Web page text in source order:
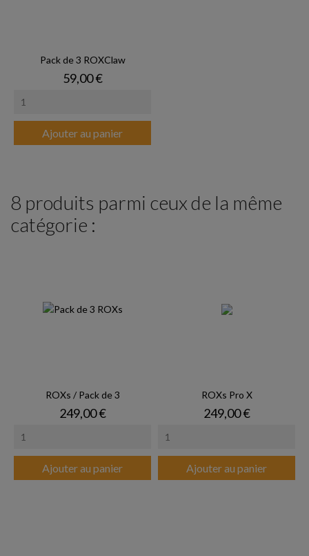
Pack de 3 ROXClaw
Prix
59,00 €
Ajouter au panier
8 produits parmi ceux de la même
catégorie :
ROXs / Pack de 3
Prix
249,00 €
Ajouter au panier
ROXs Pro X
Prix
249,00 €
Ajouter au panier